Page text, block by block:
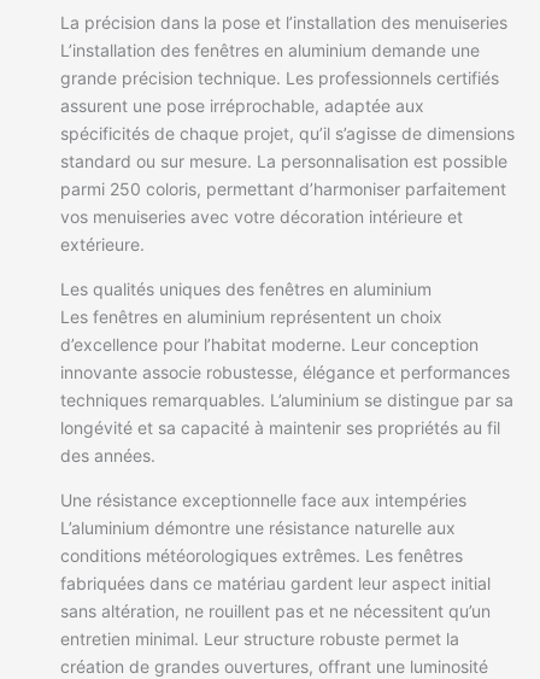
La précision dans la pose et l’installation des menuiseries
L’installation des fenêtres en aluminium demande une
grande précision technique. Les professionnels certifiés
assurent une pose irréprochable, adaptée aux
spécificités de chaque projet, qu’il s’agisse de dimensions
standard ou sur mesure. La personnalisation est possible
parmi 250 coloris, permettant d’harmoniser parfaitement
vos menuiseries avec votre décoration intérieure et
extérieure.
Les qualités uniques des fenêtres en aluminium
Les fenêtres en aluminium représentent un choix
d’excellence pour l’habitat moderne. Leur conception
innovante associe robustesse, élégance et performances
techniques remarquables. L’aluminium se distingue par sa
longévité et sa capacité à maintenir ses propriétés au fil
des années.
Une résistance exceptionnelle face aux intempéries
L’aluminium démontre une résistance naturelle aux
conditions météorologiques extrêmes. Les fenêtres
fabriquées dans ce matériau gardent leur aspect initial
sans altération, ne rouillent pas et ne nécessitent qu’un
entretien minimal. Leur structure robuste permet la
création de grandes ouvertures, offrant une luminosité